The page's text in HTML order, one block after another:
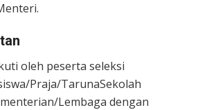
oleh peserta seleksi
Praja/TarunaSekolah
Lembaga dengan